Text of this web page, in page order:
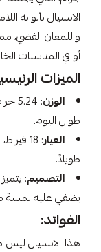
الانسيال بألوانه
واللمعان الفضي،
أو في المناسبات
الميزات
الوزن
:
طوال اليوم.
العيار
: 18
طويلاً.
التصميم:
يضفي عليه لمسة من
الفوائد:
هذا الانسيال